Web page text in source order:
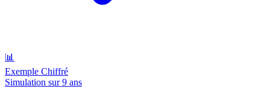
📊
Exemple Chiffré
Simulation sur 9 ans